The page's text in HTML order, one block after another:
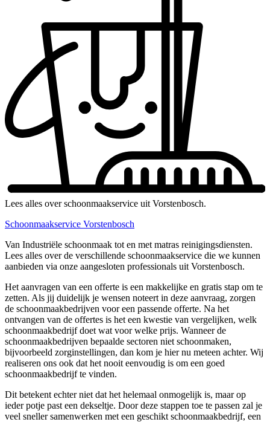
Lees alles over schoonmaakservice uit Vorstenbosch.
Schoonmaakservice Vorstenbosch
Van Industriële schoonmaak tot en met matras reinigingsdiensten.
Lees alles over de verschillende schoonmaakservice die we kunnen
aanbieden via onze aangesloten professionals uit Vorstenbosch.
Het aanvragen van een offerte is een makkelijke en gratis stap om te
zetten. Als jij duidelijk je wensen noteert in deze aanvraag, zorgen
de schoonmaakbedrijven voor een passende offerte. Na het
ontvangen van de offertes is het een kwestie van vergelijken, welk
schoonmaakbedrijf doet wat voor welke prijs. Wanneer de
schoonmaakbedrijven bepaalde sectoren niet schoonmaken,
bijvoorbeeld zorginstellingen, dan kom je hier nu meteen achter. Wij
realiseren ons ook dat het nooit eenvoudig is om een goed
schoonmaakbedrijf te vinden.
Dit betekent echter niet dat het helemaal onmogelijk is, maar op
ieder potje past een dekseltje. Door deze stappen toe te passen zal je
veel sneller samenwerken met een geschikt schoonmaakbedrijf, een